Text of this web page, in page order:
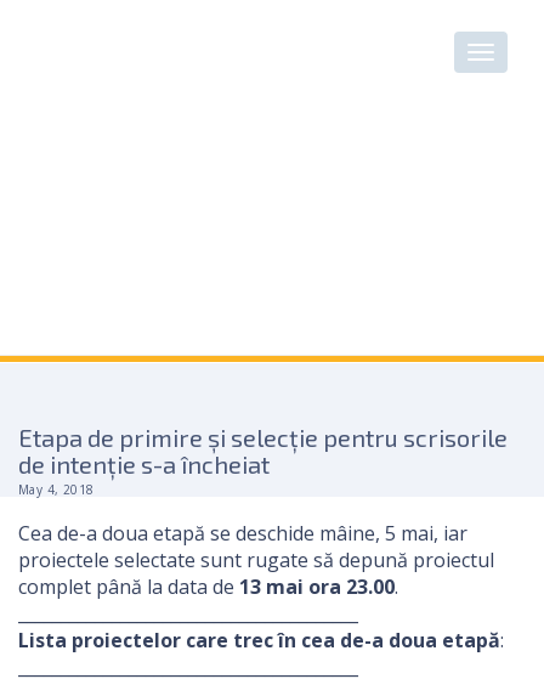
Etapa de primire și selecție pentru scrisorile
de intenție s-a încheiat
May 4, 2018
Cea de-a doua etapă se deschide mâine, 5 mai, iar
proiectele selectate sunt rugate să depună proiectul
complet până la data de 13 mai ora 23.00.
Lista proiectelor care trec în cea de-a doua etapă: